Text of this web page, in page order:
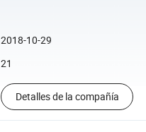
2018-10-29
21
Detalles de la compañía